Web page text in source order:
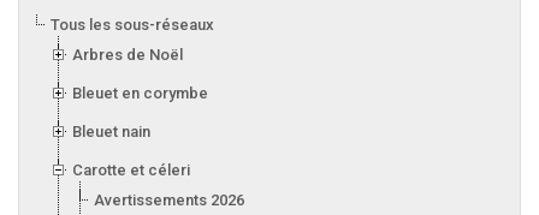
Tous les sous-réseaux
Arbres de Noël
Bleuet en corymbe
Bleuet nain
Carotte et céleri
Avertissements 2026